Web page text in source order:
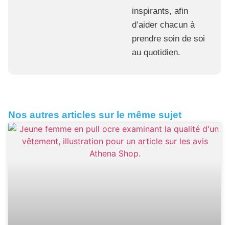
inspirants, afin
d’aider chacun à
prendre soin de soi
au quotidien.
Nos autres articles sur le même sujet